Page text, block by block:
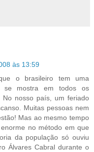
às 13:59
o brasileiro tem uma
se mostra em todos os
No nosso país, um feriado
Muitas pessoas nem
Mas ao mesmo tempo
no método em que
da população só ouviu
Álvares Cabral durante o